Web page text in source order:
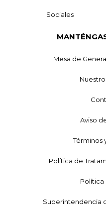
Sociales
Mesa de
Aviso
Términos
Política de
Política
Superintendencia